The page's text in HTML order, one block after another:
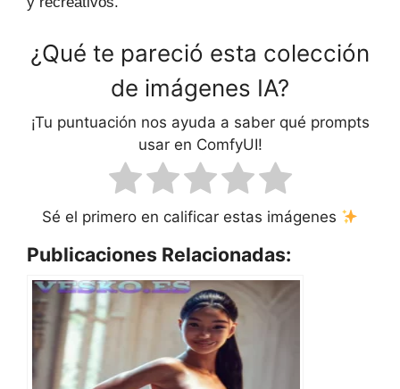
¿Qué te pareció esta colección
de imágenes IA?
¡Tu puntuación nos ayuda a saber qué prompts
usar en ComfyUI!
Sé el primero en calificar estas imágenes
Publicaciones Relacionadas: